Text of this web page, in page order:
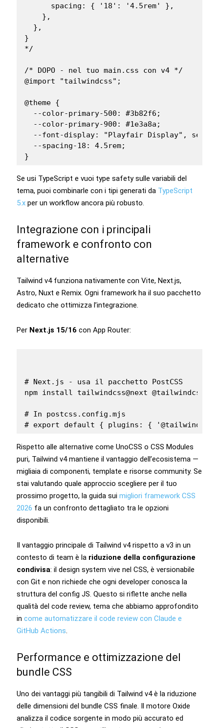
      spacing: { '18': '4.5rem' },
    },
  },
}
*/
/* DOPO - nel tuo main.css con v4 */
@import "tailwindcss";
@theme {
  --color-primary-500: #3b82f6;
  --color-primary-900: #1e3a8a;
  --font-display: "Playfair Display", serif;
  --spacing-18: 4.5rem;
}
Se usi TypeScript e vuoi type safety sulle variabili del
tema, puoi combinarle con i tipi generati da TypeScript
5.x per un workflow ancora più robusto.
Integrazione con i principali
framework e confronto con
alternative
Tailwind v4 funziona nativamente con Vite, Next.js,
Astro, Nuxt e Remix. Ogni framework ha il suo pacchetto
dedicato che ottimizza l’integrazione.
Per Next.js 15/16 con App Router:
# Next.js - usa il pacchetto PostCSS
npm install tailwindcss@next @tailwindcss/
# In postcss.config.mjs
# export default { plugins: {
Rispetto alle alternative come UnoCSS o CSS Modules
puri, Tailwind v4 mantiene il vantaggio dell’ecosistema —
migliaia di componenti, template e risorse community. Se
stai valutando quale approccio scegliere per il tuo
prossimo progetto, la guida sui migliori framework CSS
2026 fa un confronto dettagliato tra le opzioni
disponibili.
Il vantaggio principale di Tailwind v4 rispetto a v3 in un
contesto di team è la riduzione della configurazione
condivisa: il design system vive nel CSS, è versionabile
con Git e non richiede che ogni developer conosca la
struttura del config JS. Questo si riflette anche nella
qualità del code review, tema che abbiamo approfondito
in come automatizzare il code review con Claude e
GitHub Actions
Performance e ottimizzazione del
bundle CSS
Uno dei vantaggi più tangibili di Tailwind v4 è la riduzione
delle dimensioni del bundle CSS finale. Il motore Oxide
analizza il codice sorgente in modo più accurato ed